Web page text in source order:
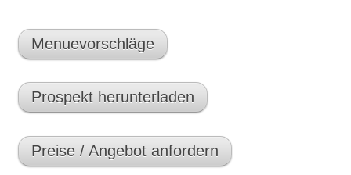
Menuevorschläge
Prospekt herunterladen
Preise / Angebot anfordern